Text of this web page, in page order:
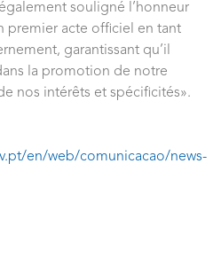
souligné l’honneur
premier acte officiel en tant
garantissant qu’il
la promotion de notre
nos intérêts et spécificités».
en/web/comunicacao/news-